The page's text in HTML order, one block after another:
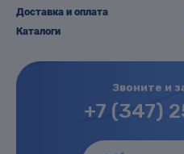
Доставка и оплата
Каталоги
Звоните и
+7 (347)